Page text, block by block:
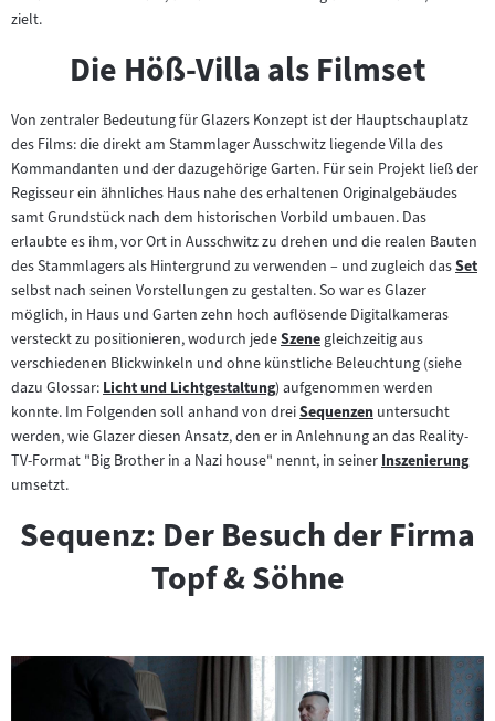
zielt.
Die Höß-Villa als Filmset
Von zentraler Bedeutung für Glazers Konzept ist der Hauptschauplatz
des Films: die direkt am Stammlager Ausschwitz liegende Villa des
Kommandanten und der dazugehörige Garten. Für sein Projekt ließ der
Regisseur ein ähnliches Haus nahe des erhaltenen Originalgebäudes
samt Grundstück nach dem historischen Vorbild umbauen. Das
erlaubte es ihm, vor Ort in Ausschwitz zu drehen und die realen Bauten
des Stammlagers als Hintergrund zu verwenden – und zugleich dasZum
Set
selbst nach seinen Vorstellungen zu gestalten. So war es Glazer
möglich, in Haus und Garten zehn hoch auflösende Digitalkameras
versteckt zu positionieren, wodurch jedeZum
Inhalt:
Szenegleichzeitig aus
verschiedenen Blickwinkeln und ohne künstliche Beleuchtung (siehe
dazu Glossar:Zum
Inhalt:
Licht und Lichtgestaltung) aufgenommen werden
konnte. Im Folgenden soll anhand von dreiZum
Inhalt:
Sequenzen untersucht
werden, wie Glazer diesen Ansatz, den er in Anlehnung an das Reality-
TV-Format "Big Brother in a Nazi house" nennt, in seinerZum
Inszenierung
umsetzt.
Sequenz: Der Besuch der Firma
Topf & Söhne